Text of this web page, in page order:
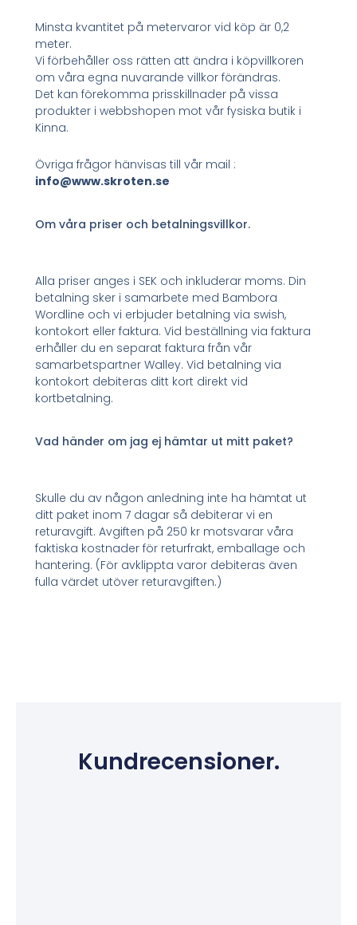
Minsta kvantitet på metervaror vid köp är 0,2
meter.
Vi förbehåller oss rätten att ändra i köpvillkoren
om våra egna nuvarande villkor förändras.
Det kan förekomma prisskillnader på vissa
produkter i webbshopen mot vår fysiska butik i
Kinna.
Övriga frågor hänvisas till vår mail :
info@www.skroten.se
Om våra priser och betalningsvillkor.
Alla priser anges i SEK och inkluderar moms. Din
betalning sker i samarbete med Bambora
Wordline och vi erbjuder betalning via swish,
kontokort eller faktura. Vid beställning via faktura
erhåller du en separat faktura från vår
samarbetspartner Walley. Vid betalning via
kontokort debiteras ditt kort direkt vid
kortbetalning.
Vad händer om jag ej hämtar ut mitt paket?
Skulle du av någon anledning inte ha hämtat ut
ditt paket inom 7 dagar så debiterar vi en
returavgift. Avgiften på 250 kr motsvarar våra
faktiska kostnader för returfrakt, emballage och
hantering. (För avklippta varor debiteras även
fulla värdet utöver returavgiften.)
Kundrecensioner.